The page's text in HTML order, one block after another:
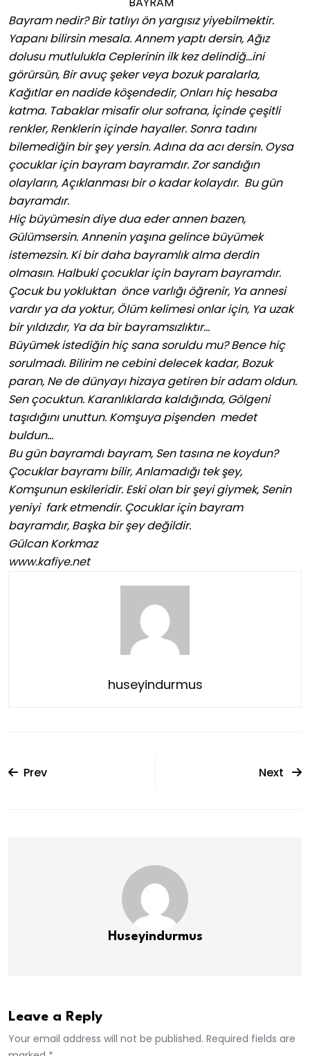
Bayram nedir? Bir tatlıyı ön yargısız yiyebilmektir.
Yapanı bilirsin mesala. Annem yaptı dersin, Ağız
dolusu mutlulukla Ceplerinin ilk kez delindiğ…ini
görürsün, Bir avuç şeker veya bozuk paralarla,
Kağıtlar en nadide köşendedir, Onları hiç hesaba
katma. Tabaklar misafir olur sofrana, İçinde çeşitli
renkler, Renklerin içinde hayaller. Sonra tadını
bilemediğin bir şey yersin. Adına da acı dersin. Oysa
çocuklar için bayram bayramdır. Zor sandığın
olayların, Açıklanması bir o kadar kolaydır. Bu gün
bayramdır.
Hiç büyümesin diye dua eder annen bazen,
Gülümsersin. Annenin yaşına gelince büyümek
istemezsin. Ki bir daha bayramlık alma derdin
olmasın. Halbuki çocuklar için bayram bayramdır.
Çocuk bu yokluktan önce varlığı öğrenir, Ya annesi
vardır ya da yoktur, Ölüm kelimesi onlar için, Ya uzak
bir yıldızdır, Ya da bir bayramsızlıktır…
Büyümek istediğin hiç sana soruldu mu? Bence hiç
sorulmadı. Bilirim ne cebini delecek kadar, Bozuk
paran, Ne de dünyayı hizaya getiren bir adam oldun.
Sen çocuktun. Karanlıklarda kaldığında, Gölgeni
taşıdığını unuttun. Komşuya pişenden medet
buldun…
Bu gün bayramdı bayram, Sen tasına ne koydun?
Çocuklar bayramı bilir, Anlamadığı tek şey,
Komşunun eskileridir. Eski olan bir şeyi giymek, Senin
yeniyi fark etmendir. Çocuklar için bayram
bayramdır, Başka bir şey değildir.
Gülcan Korkmaz
www.kafiye.net
huseyindurmus
Prev Next
Huseyindurmus
Leave a Reply
Your email address will not be published. Required fields are